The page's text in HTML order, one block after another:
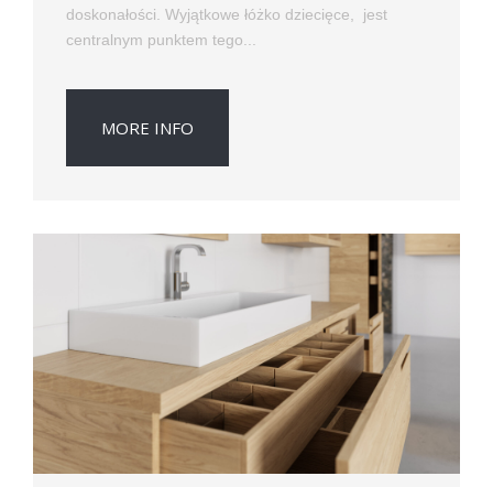
doskonałości. Wyjątkowe łóżko dziecięce, jest
centralnym punktem tego...
MORE INFO